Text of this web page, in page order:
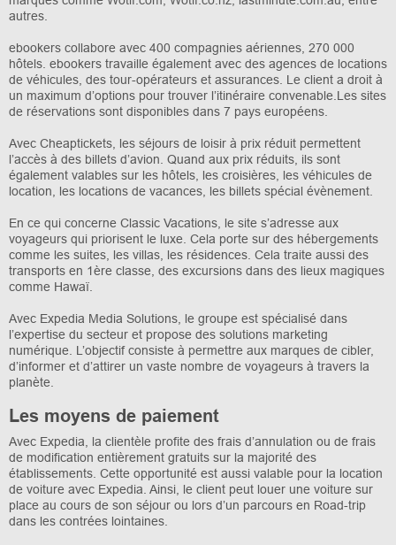
autres.
ebookers collabore avec 400 compagnies aériennes, 270 000
hôtels. ebookers travaille également avec des agences de locations
de véhicules, des tour-opérateurs et assurances. Le client a droit à
un maximum d’options pour trouver l’itinéraire convenable.Les sites
de réservations sont disponibles dans 7 pays européens.
Avec Cheaptickets, les séjours de loisir à prix réduit permettent
l’accès à des billets d’avion. Quand aux prix réduits, ils sont
également valables sur les hôtels, les croisières, les véhicules de
location, les locations de vacances, les billets spécial évènement.
En ce qui concerne Classic Vacations, le site s’adresse aux
voyageurs qui priorisent le luxe. Cela porte sur des hébergements
comme les suites, les villas, les résidences. Cela traite aussi des
transports en 1ère classe, des excursions dans des lieux magiques
comme Hawaï.
Avec Expedia Media Solutions, le groupe est spécialisé dans
l’expertise du secteur et propose des solutions marketing
numérique. L’objectif consiste à permettre aux marques de cibler,
d’informer et d’attirer un vaste nombre de voyageurs à travers la
planète.
Les moyens de paiement
Avec Expedia, la clientèle profite des frais d’annulation ou de frais
de modification entièrement gratuits sur la majorité des
établissements. Cette opportunité est aussi valable pour la location
de voiture avec Expedia. Ainsi, le client peut louer une voiture sur
place au cours de son séjour ou lors d’un parcours en Road-trip
dans les contrées lointaines.